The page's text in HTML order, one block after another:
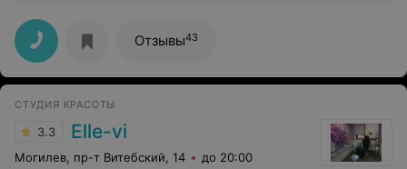
Отзывы43
СТУДИЯ КРАСОТЫ
3.3 Elle-vi
Могилев, пр-т Витебский, 14 до 20:00